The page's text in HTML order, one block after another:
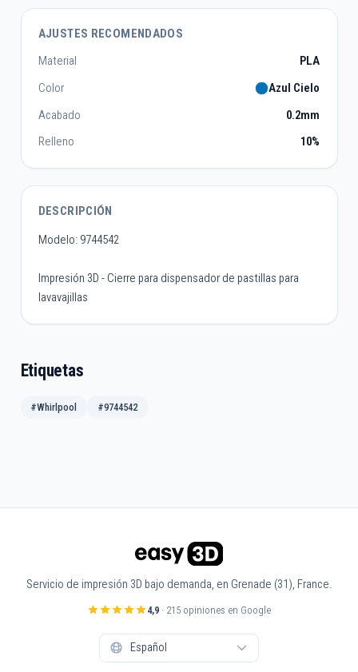
AJUSTES RECOMENDADOS
Material
PLA
Color
Azul Cielo
Acabado
0.2mm
Relleno
10%
DESCRIPCIÓN
Modelo: 9744542
Impresión 3D - Cierre para dispensador de pastillas para
lavavajillas
Etiquetas
#Whirlpool #9744542
Servicio de impresión 3D bajo demanda, en Grenade (31), France.
4,9· 215 opiniones en Google